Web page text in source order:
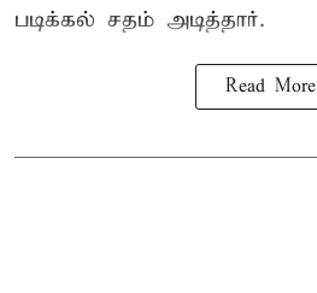
படிக்கல் சதம் அடித்தார்.
Read More